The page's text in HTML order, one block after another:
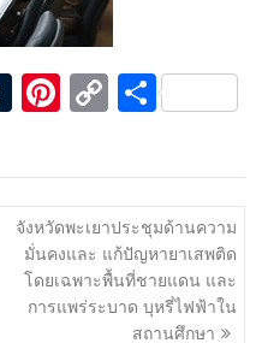
T
m
bl
r
Pi
er
e
st
C
p
y
Li
n
k
S
ar
e
จังหวัดพะเยาประชุมด้านความ
มั่นคงและ แก้ปัญหายาเสพติด
โดยเฉพาะพื้นที่ชายแดน และ
การแพร่ระบาด บุหรี่ไฟฟ้าใน
สถานศึกษา